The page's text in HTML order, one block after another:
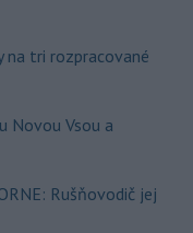
tri rozpracované
Novou Vsou a
Rušňovodič jej